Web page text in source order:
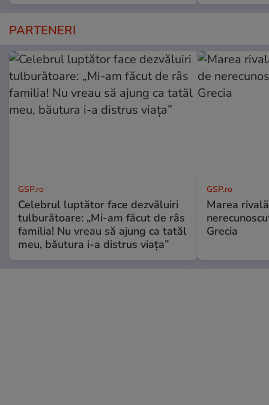
PARTENERI
GSP.ro
Celebrul luptător face dezvăluiri
tulburătoare: „Mi-am făcut de râs
familia! Nu vreau să ajung ca tatăl
meu, băutura i-a distrus viața”
GSP.ro
Marea
Grecia